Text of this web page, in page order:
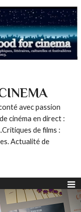
avec passion
cinéma en direct :
de films :
Actualité de